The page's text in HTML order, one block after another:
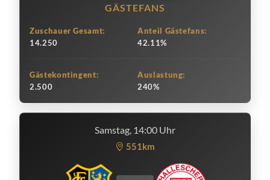
GÄSTEFANS
Zuschauer Gesamt:
14.250
Anteil Gästefans:
42.11%
Gästekontingent:
2.500
Auslastung:
240%
Samstag, 14:00 Uhr
551km